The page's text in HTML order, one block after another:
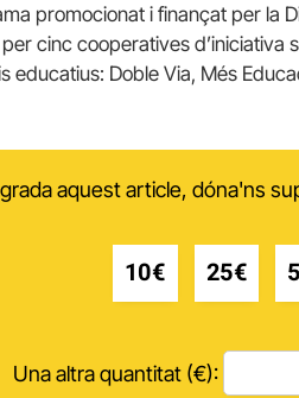
promocionat i finançat per la
cinc cooperatives d’iniciativa
educatius: Doble Via, Més
aquest article, dóna'ns
10€ 25€
Una altra quantitat (€):